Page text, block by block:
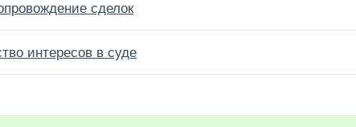
сделок
интересов в суде